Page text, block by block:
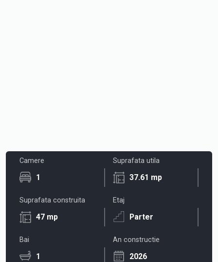
Camere
1
Suprafata utila
37.61 mp
Suprafata construita
47 mp
Etaj
Parter
Bai
1
An constructie
2026